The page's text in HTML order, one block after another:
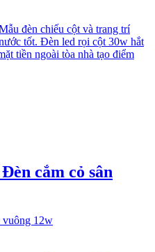
đèn chiếu cột và trang trí
tốt. Đèn led rọi cột 30w hắt
tiền ngoài tòa nhà tạo điểm
cắm cỏ sân